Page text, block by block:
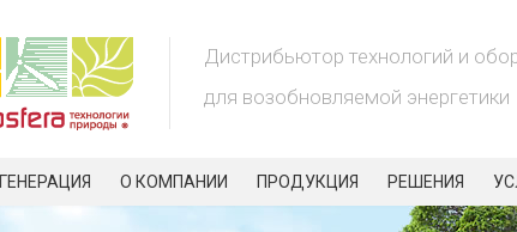
Дистрибьютор технологий и
для возобновляемой энергетики
О КОМПАНИИ ПРОДУКЦИЯ РЕШЕНИЯ